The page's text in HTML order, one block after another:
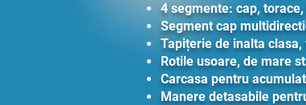
4 segmente: cap,
Segment cap
Tapițerie de inalta
Rotile usoare, de mare
Carcasa pentru
Manere detasabile